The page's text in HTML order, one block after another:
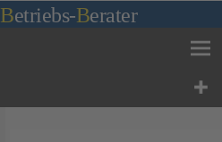
Zum
Inhalt
Betriebs-Berater